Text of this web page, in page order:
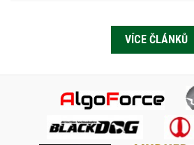
VÍCE ČLÁNKŮ